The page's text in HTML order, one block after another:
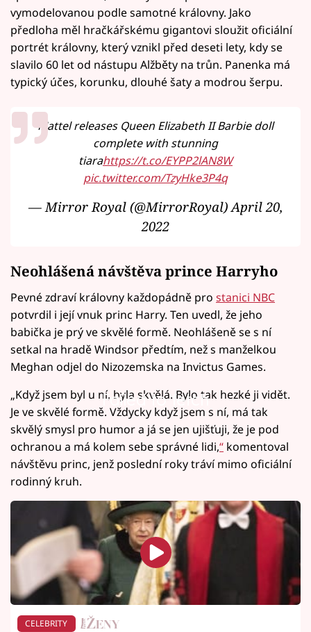
vymodelovanou podle samotné královny. Jako
předloha měl hračkářskému gigantovi sloužit oficiální
portrét královny, který vznikl před deseti lety, kdy se
slavilo 60 let od nástupu Alžběty na trůn. Panenka má
typický účes, korunku, dlouhé šaty a modrou šerpu.
Mattel releases Queen Elizabeth II Barbie doll
complete with stunning
tiarahttps://t.co/EYPP2lAN8W
pic.twitter.com/TzyHke3P4q
— Mirror Royal (@MirrorRoyal) April 20,
2022
Neohlášená návštěva prince Harryho
Pevné zdraví královny každopádně pro stanici NBC
potvrdil i její vnuk princ Harry. Ten uvedl, že jeho
babička je prý ve skvělé formě. Neohlášeně se s ní
setkal na hradě Windsor předtím, než s manželkou
Meghan odjel do Nizozemska na Invictus Games.
Failed to fetch
„Když jsem byl u ní, byla skvělá. Bylo tak hezké ji vidět.
Je ve skvělé formě. Vždycky když jsem s ní, má tak
skvělý smysl pro humor a já se jen ujišťuji, že je pod
ochranou a má kolem sebe správné lidi,“ komentoval
návštěvu princ, jenž poslední roky tráví mimo oficiální
rodinný kruh.
CELEBRITY